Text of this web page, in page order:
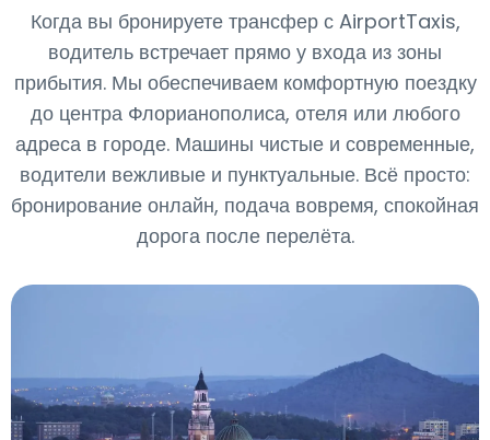
Когда вы бронируете трансфер с AirportTaxis,
водитель встречает прямо у входа из зоны
прибытия. Мы обеспечиваем комфортную поездку
до центра Флорианополиса, отеля или любого
адреса в городе. Машины чистые и современные,
водители вежливые и пунктуальные. Всё просто:
бронирование онлайн, подача вовремя, спокойная
дорога после перелёта.